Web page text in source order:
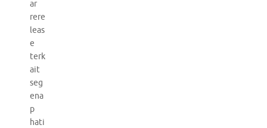
ar
rere
leas
e
terk
ait
seg
ena
p
hati